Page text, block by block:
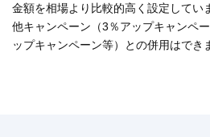
金額を相場より比較的高く設定してい
他キャンペーン（3％アップキャンペ
ップキャンペーン等）との併用はでき